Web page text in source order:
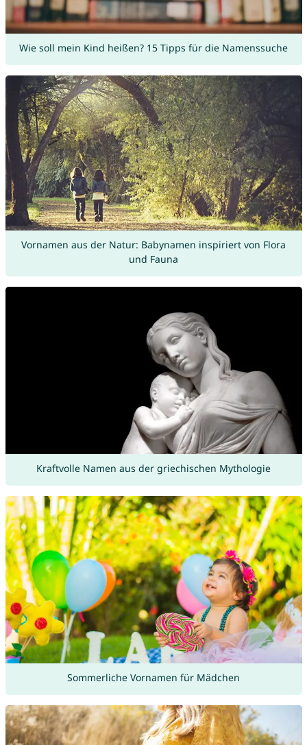
Wie soll mein Kind heißen? 15 Tipps für die Namenssuche
Vornamen aus der Natur: Babynamen inspiriert von Flora
und Fauna
Kraftvolle Namen aus der griechischen Mythologie
Sommerliche Vornamen für Mädchen